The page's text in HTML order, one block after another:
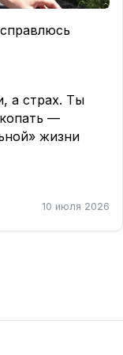
а страх. Ты
—
жизни
к
сбор
10 июля 2026